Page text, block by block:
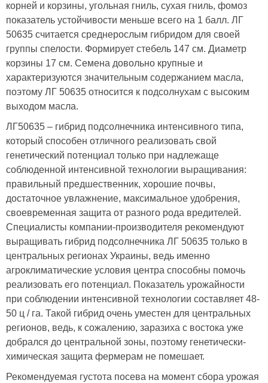
корней и корзины, угольная гниль, сухая гниль, фомоз
показатель устойчивости меньше всего на 1 балл. ЛГ
50635 считается среднерослым гибридом для своей
группы спелости. Формирует стебель 147 см. Диаметр
корзины 17 см. Семена довольно крупные и
характеризуются значительным содержанием масла,
поэтому ЛГ 50635 относится к подсолнухам с высоким
выходом масла.
ЛГ50635 – гибрид подсолнечника интенсивного типа,
который способен отличного реализовать свой
генетический потенциал только при надлежаще
соблюденной интенсивной технологии выращивания:
правильный предшественник, хорошие почвы,
достаточное увлажнение, максимальное удобрения,
своевременная защита от разного рода вредителей.
Специалисты компании-производителя рекомендуют
выращивать гибрид подсолнечника ЛГ 50635 только в
центральных регионах Украины, ведь именно
агроклиматические условия центра способны помочь
реализовать его потенциал. Показатель урожайности
при соблюдении интенсивной технологии составляет 48-
50 ц / га. Такой гибрид очень уместен для центральных
регионов, ведь, к сожалению, заразиха с востока уже
добрался до центральной зоны, поэтому генетически-
химическая защита фермерам не помешает.
Рекомендуемая густота посева на момент сбора урожая